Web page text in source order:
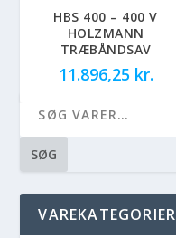
HBS 400 – 400 V
HOLZMANN
TRÆBÅNDSAV
11.896,25 kr.
SØG
VAREKATEGORIER